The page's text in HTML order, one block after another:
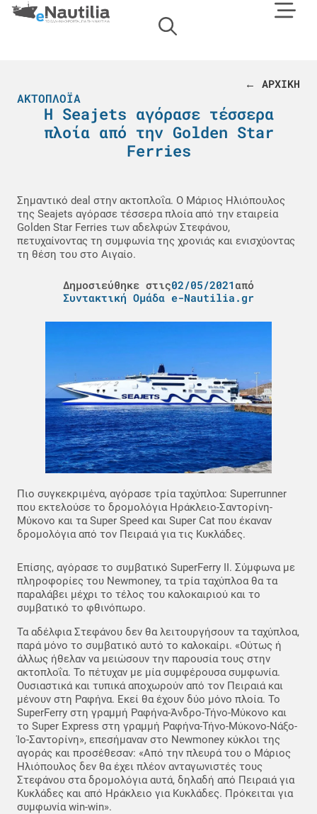
← ΑΡΧΙΚΗ
ΑΚΤΟΠΛΟΪΑ
Η Seajets αγόρασε τέσσερα
πλοία από την Golden Star
Ferries
Σημαντικό deal στην ακτοπλοΐα. Ο Μάριος Ηλιόπουλος
της Seajets αγόρασε τέσσερα πλοία από την εταιρεία
Golden Star Ferries των αδελφών Στεφάνου,
πετυχαίνοντας τη συμφωνία της χρονιάς και ενισχύοντας
τη θέση του στο Αιγαίο.
Δημοσιεύθηκε στις02/05/2021από
Συντακτική Ομάδα e-Nautilia.gr
Πιο συγκεκριμένα, αγόρασε τρία ταχύπλοα: Superrunner
που εκτελούσε το δρομολόγια Ηράκλειο-Σαντορίνη-
Μύκονο και τα Super Speed και Super Cat που έκαναν
δρομολόγια από τον Πειραιά για τις Κυκλάδες.
Επίσης, αγόρασε το συμβατικό SuperFerry II. Σύμφωνα με
πληροφορίες του Newmoney, τα τρία ταχύπλοα θα τα
παραλάβει μέχρι το τέλος του καλοκαιριού και το
συμβατικό το φθινόπωρο.
Τα αδέλφια Στεφάνου δεν θα λειτουργήσουν τα ταχύπλοα,
παρά μόνο το συμβατικό αυτό το καλοκαίρι. «Ούτως ή
άλλως ήθελαν να μειώσουν την παρoυσία τους στην
ακτοπλοΐα. Το πέτυχαν με μία συμφέρουσα συμφωνία.
Ουσιαστικά και τυπικά αποχωρούν από τον Πειραιά και
μένουν στη Ραφήνα. Εκεί θα έχουν δύο μόνο πλοία. Το
SuperFerry στη γραμμή Ραφήνα-Άνδρο-Τήνο-Μύκονο και
το Super Express στη γραμμή Ραφήνα-Τήνο-Μύκονο-Νάξο-
Ίο-Σαντορίνη», επεσήμαναν στο Newmoney κύκλοι της
αγοράς και προσέθεσαν: «Από την πλευρά του ο Μάριος
Ηλιόπουλος δεν θα έχει πλέον ανταγωνιστές τους
Στεφάνου στα δρομολόγια αυτά, δηλαδή από Πειραιά για
Κυκλάδες και από Ηράκλειο για Κυκλάδες. Πρόκειται για
συμφωνία win-win».